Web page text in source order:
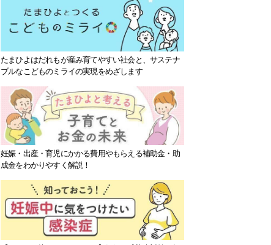
たまひよはだれもが産み育てやすい社会と、サステナ
ブルなこどものミライの実現をめざします
妊娠・出産・育児にかかる費用やもらえる補助金・助
成金をわかりやすく解説！